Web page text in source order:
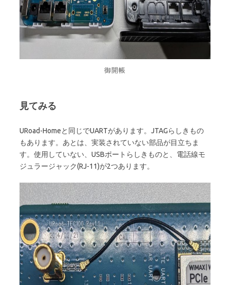
御開帳
見てみる
URoad-Homeと同じでUARTがあります。JTAGらしきもの
もあります。あとは、実装されていない部品が目立ちま
す。使用していない、USBポートらしきものと、電話線モ
ジュラージャック(RJ-11)が2つあります。